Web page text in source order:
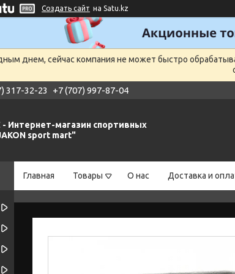
Создать сайт на Satu.kz
днем, сейчас компания не может быстро
317-32-23 +7 (707) 997-87-04
- Интернет-магазин спортивных
sport mart"
Главная Товары О нас Доставка и